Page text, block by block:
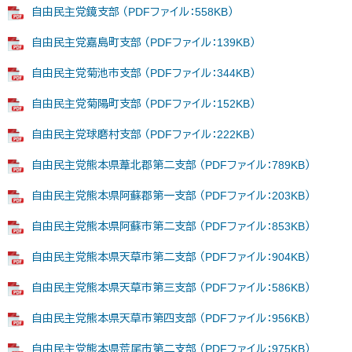
自由民主党鏡支部 （PDFファイル：558KB）
自由民主党嘉島町支部 （PDFファイル：139KB）
自由民主党菊池市支部 （PDFファイル：344KB）
自由民主党菊陽町支部 （PDFファイル：152KB）
自由民主党球磨村支部 （PDFファイル：222KB）
自由民主党熊本県葦北郡第二支部 （PDFファイル：789KB）
自由民主党熊本県阿蘇郡第一支部 （PDFファイル：203KB）
自由民主党熊本県阿蘇市第二支部 （PDFファイル：853KB）
自由民主党熊本県天草市第二支部 （PDFファイル：904KB）
自由民主党熊本県天草市第三支部 （PDFファイル：586KB）
自由民主党熊本県天草市第四支部 （PDFファイル：956KB）
自由民主党熊本県荒尾市第二支部 （PDFファイル：975KB）